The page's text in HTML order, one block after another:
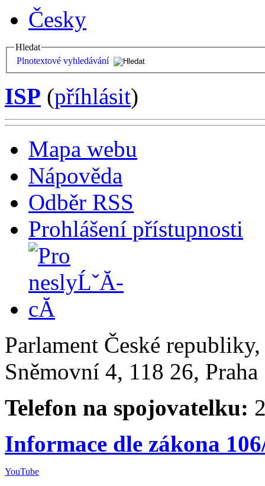
Česky
Hledat
Plnotextové vyhledávání
ISP (příhlásit)
Mapa webu
Nápověda
Odběr RSS
Prohlášení přístupnosti
Parlament České
Sněmovní 4, 118 26,
Telefon na spojovatelku:
Informace dle zákona
YouTube